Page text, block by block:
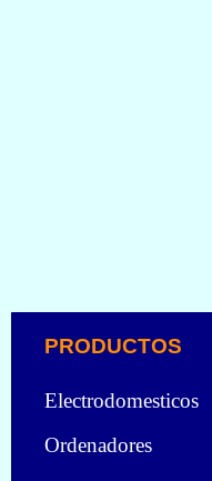
Electrodomesticos
Ordenadores
PRODUCTOS